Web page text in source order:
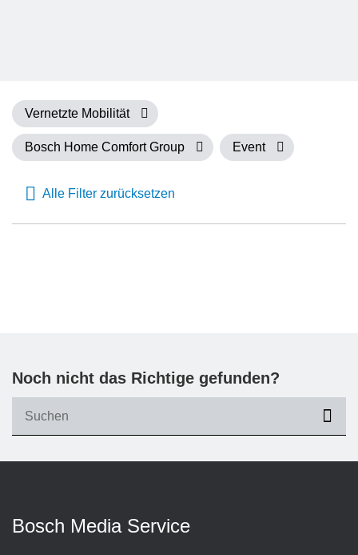
Vernetzte Mobilität
Bosch Home Comfort Group Event
Alle Filter zurücksetzen
Noch nicht das Richtige gefunden?
Bosch Media Service